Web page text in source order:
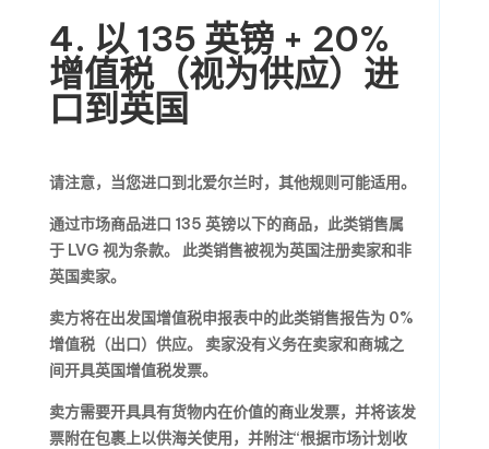
4. 以 135 英镑 + 20%
增值税（视为供应）进
口到英国
请注意，当您进口到北爱尔兰时，其他规则可能适用。
通过市场商品进口 135 英镑以下的商品，此类销售属
于 LVG 视为条款。 此类销售被视为英国注册卖家和非
英国卖家。
卖方将在出发国增值税申报表中的此类销售报告为 0%
增值税（出口）供应。 卖家没有义务在卖家和商城之
间开具英国增值税发票。
卖方需要开具具有货物内在价值的商业发票，并将该发
票附在包裹上以供海关使用，并附注“根据市场计划收